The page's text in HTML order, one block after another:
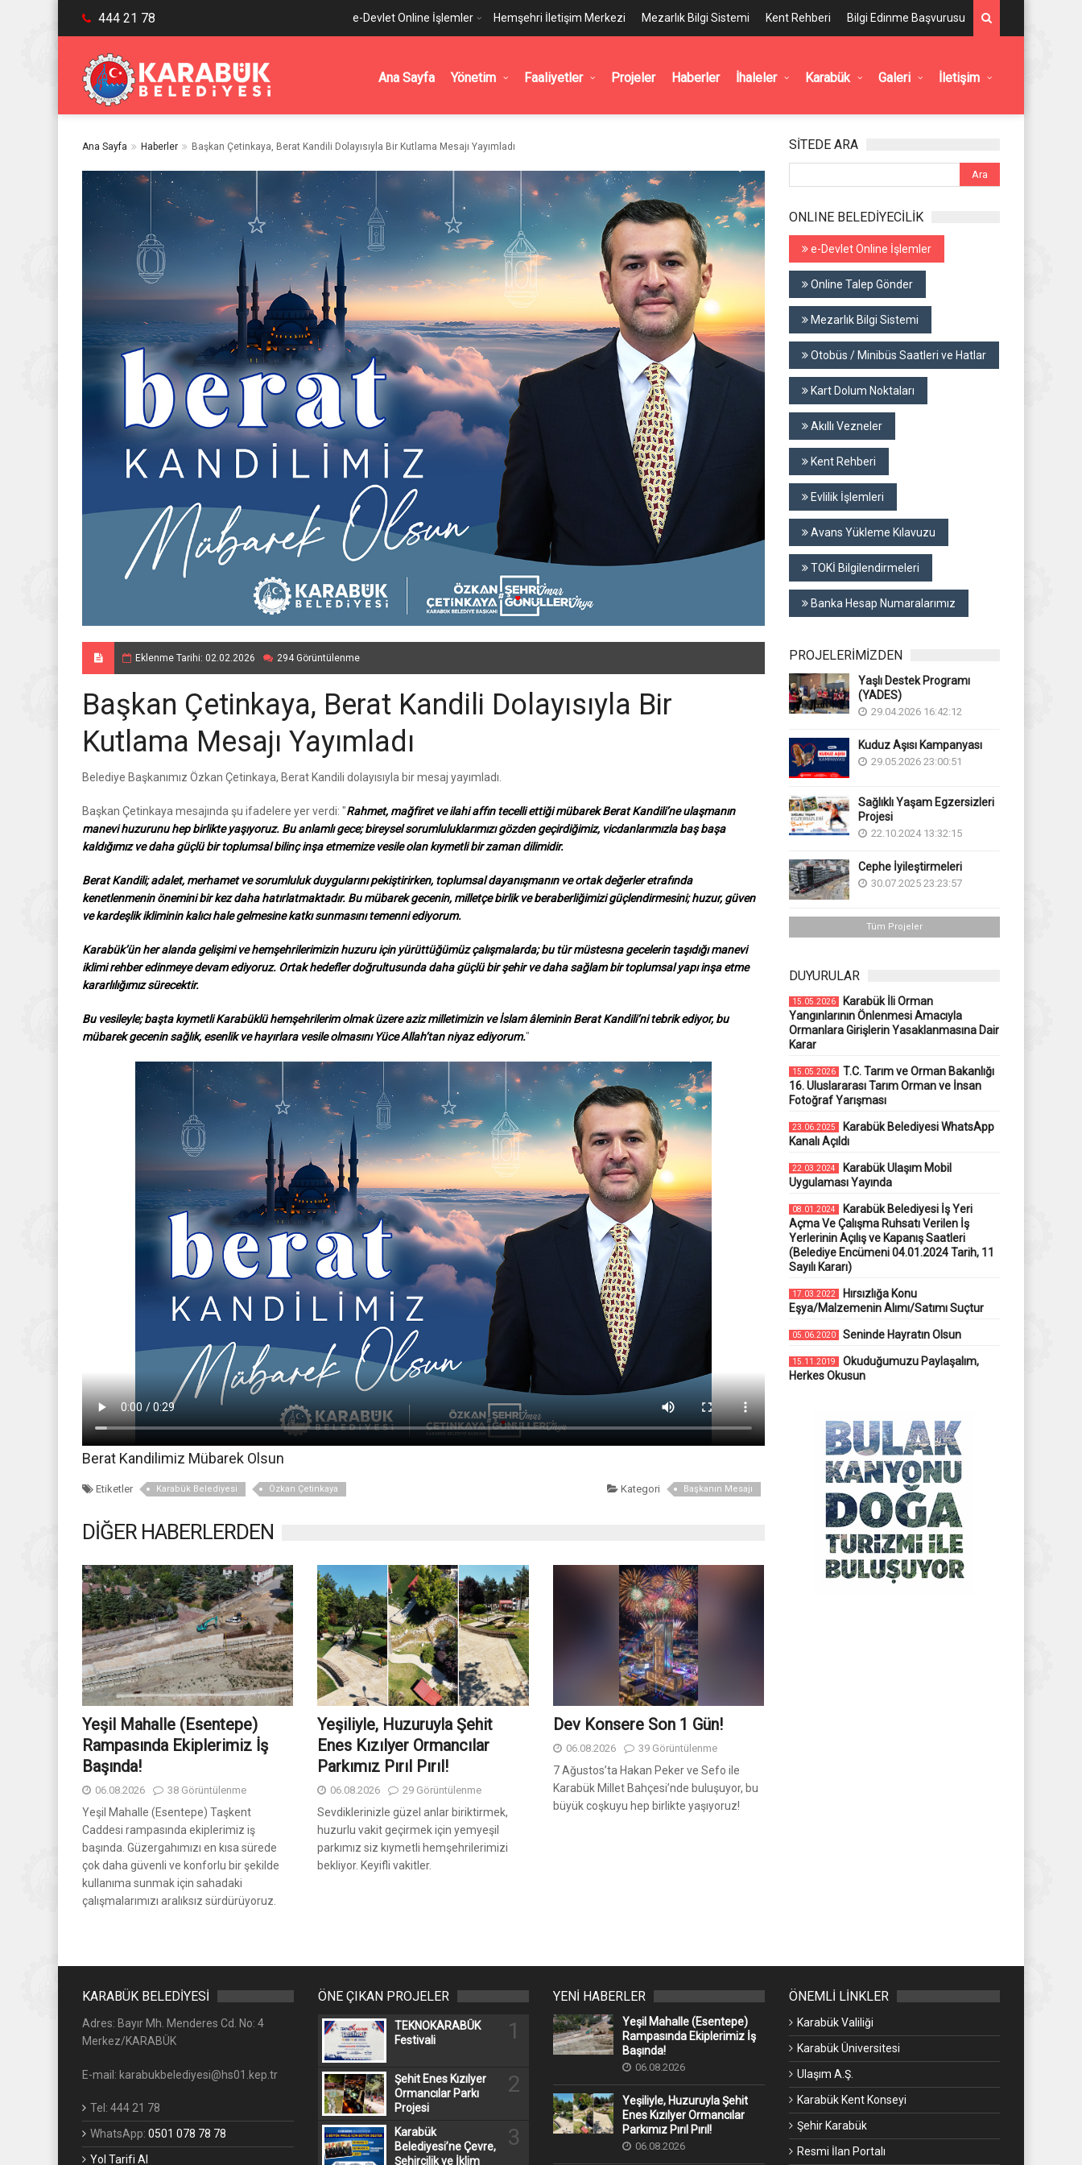
444 21 78 e-Devlet Online İşlemler Hemşehri İletişim Merkezi Mezarlık Bilgi Sistemi Kent Rehberi Bilgi Edinme Başvurusu
Ana Sayfa Yönetim Faaliyetler Projeler Haberler İhaleler Karabük Galeri İletişim
Ana Sayfa Haberler Başkan Çetinkaya, Berat Kandili Dolayısıyla Bir Kutlama Mesajı Yayımladı
Eklenme Tarihi: 02.02.2026 294 Görüntülenme
Başkan Çetinkaya, Berat Kandili Dolayısıyla Bir
Kutlama Mesajı Yayımladı
Belediye Başkanımız Özkan Çetinkaya, Berat Kandili dolayısıyla bir mesaj yayımladı.
Başkan Çetinkaya mesajında şu ifadelere yer verdi: "Rahmet, mağfiret ve ilahi affın tecelli ettiği mübarek Berat Kandili’ne ulaşmanın
manevi huzurunu hep birlikte yaşıyoruz. Bu anlamlı gece; bireysel sorumluluklarımızı gözden geçirdiğimiz, vicdanlarımızla baş başa
kaldığımız ve daha güçlü bir toplumsal bilinç inşa etmemize vesile olan kıymetli bir zaman dilimidir.
Berat Kandili; adalet, merhamet ve sorumluluk duygularını pekiştirirken, toplumsal dayanışmanın ve ortak değerler etrafında
kenetlenmenin önemini bir kez daha hatırlatmaktadır. Bu mübarek gecenin, milletçe birlik ve beraberliğimizi güçlendirmesini; huzur, güven
ve kardeşlik ikliminin kalıcı hale gelmesine katkı sunmasını temenni ediyorum.
Karabük’ün her alanda gelişimi ve hemşehrilerimizin huzuru için yürüttüğümüz çalışmalarda; bu tür müstesna gecelerin taşıdığı manevi
iklimi rehber edinmeye devam ediyoruz. Ortak hedefler doğrultusunda daha güçlü bir şehir ve daha sağlam bir toplumsal yapı inşa etme
kararlılığımız sürecektir.
Bu vesileyle; başta kıymetli Karabüklü hemşehrilerim olmak üzere aziz milletimizin ve İslam âleminin Berat Kandili’ni tebrik ediyor, bu
mübarek gecenin sağlık, esenlik ve hayırlara vesile olmasını Yüce Allah’tan niyaz ediyorum."
Berat Kandilimiz Mübarek Olsun
Etiketler Karabük Belediyesi Özkan Çetinkaya Kategori Başkanın Mesajı
DİĞER HABERLERDEN
Yeşil Mahalle (Esentepe)
Rampasında Ekiplerimiz İş
Başında!
06.08.2026 38 Görüntülenme
Yeşil Mahalle (Esentepe) Taşkent
Caddesi rampasında ekiplerimiz iş
başında. Güzergahımızı en kısa sürede
çok daha güvenli ve konforlu bir şekilde
kullanıma sunmak için sahadaki
çalışmalarımızı aralıksız sürdürüyoruz.
Yeşiliyle, Huzuruyla Şehit
Enes Kızılyer Ormancılar
Parkımız Pırıl Pırıl!
06.08.2026 29 Görüntülenme
Sevdiklerinizle güzel anlar biriktirmek,
huzurlu vakit geçirmek için yemyeşil
parkımız siz kıymetli hemşehrilerimizi
bekliyor. Keyifli vakitler.
Dev Konsere Son 1️ Gün!
06.08.2026 39 Görüntülenme
7 Ağustos’ta Hakan Peker ve Sefo ile
Karabük Millet Bahçesi’nde buluşuyor, bu
büyük coşkuyu hep birlikte yaşıyoruz!
SİTEDE ARA
ONLINE BELEDİYECİLİK
e-Devlet Online İşlemler
Online Talep Gönder
Mezarlık Bilgi Sistemi
Otobüs / Minibüs Saatleri ve Hatlar
Kart Dolum Noktaları
Akıllı Vezneler
Kent Rehberi
Evlilik İşlemleri
Avans Yükleme Kılavuzu
TOKİ Bilgilendirmeleri
Banka Hesap Numaralarımız
PROJELERİMİZDEN
Yaşlı Destek Programı
(YADES)
29.04.2026 16:42:12
Kuduz Aşısı Kampanyası
29.05.2026 23:00:51
Sağlıklı Yaşam Egzersizleri
Projesi
22.10.2024 13:32:15
Cephe İyileştirmeleri
30.07.2025 23:23:57
Tüm Projeler
DUYURULAR
15.05.2026
Karabük İli Orman
Yangınlarının Önlenmesi Amacıyla
Ormanlara Girişlerin Yasaklanmasına Dair
Karar
15.05.2026
T.C. Tarım ve Orman Bakanlığı
16. Uluslararası Tarım Orman ve İnsan
Fotoğraf Yarışması
23.06.2025
Karabük Belediyesi WhatsApp
Kanalı Açıldı
22.03.2024
Karabük Ulaşım Mobil
Uygulaması Yayında
08.01.2024
Karabük Belediyesi İş Yeri
Açma Ve Çalışma Ruhsatı Verilen İş
Yerlerinin Açılış ve Kapanış Saatleri
(Belediye Encümeni 04.01.2024 Tarih, 11
Sayılı Kararı)
17.03.2022
Hırsızlığa Konu
Eşya/Malzemenin Alımı/Satımı Suçtur
05.06.2020 Seninde Hayratın Olsun
15.11.2019
Okuduğumuzu Paylaşalım,
Herkes Okusun
KARABÜK BELEDİYESİ
Adres: Bayır Mh. Menderes Cd. No: 4
Merkez/KARABÜK
E-mail: karabukbelediyesi@hs01.kep.tr
Tel: 444 21 78
WhatsApp: 0501 078 78 78
Yol Tarifi Al
ÖNE ÇIKAN PROJELER
TEKNOKARABÜK
Festivali
1
Şehit Enes Kızılyer
Ormancılar Parkı
Projesi
2
Karabük
Belediyesi’ne Çevre,
Şehircilik ve İklim
3
YENİ HABERLER
Yeşil Mahalle (Esentepe)
Rampasında Ekiplerimiz İş
Başında!
06.08.2026
Yeşiliyle, Huzuruyla Şehit
Enes Kızılyer Ormancılar
Parkımız Pırıl Pırıl!
06.08.2026
ÖNEMLİ LİNKLER
Karabük Valiliği
Karabük Üniversitesi
Ulaşım A.Ş.
Karabük Kent Konseyi
Şehir Karabük
Resmi İlan Portalı